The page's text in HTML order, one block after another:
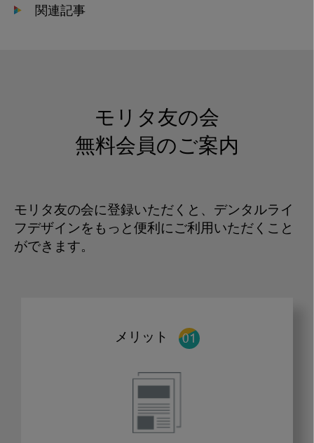
関連記事
モリタ友の会
無料会員のご案内
モリタ友の会に登録いただくと、デンタルライ
フデザインをもっと便利にご利用いただくこと
ができます。
メリット